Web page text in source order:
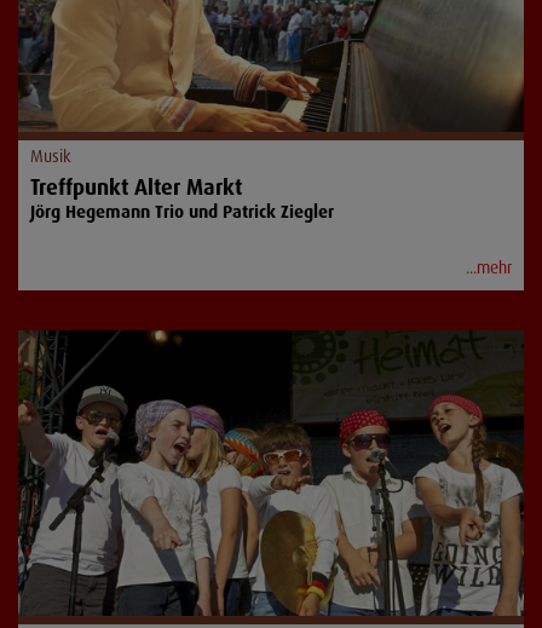
Musik
Treffpunkt Alter Markt
Jörg Hegemann Trio und Patrick Ziegler
...mehr